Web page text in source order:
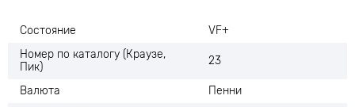
Состояние
VF+
Номер по каталогу (Краузе,
Пик)
23
Валюта
Пенни